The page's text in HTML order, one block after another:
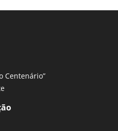
Centenário”